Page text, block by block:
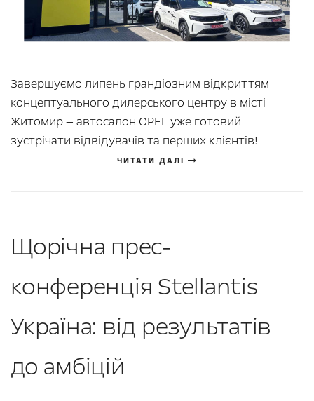
Завершуємо липень грандіозним відкриттям
концептуального дилерського центру в місті
Житомир — автосалон OPEL уже готовий
зустрічати відвідувачів та перших клієнтів!
ЧИТАТИ ДАЛІ
Щорічна прес-
конференція Stellantis
Україна: від результатів
до амбіцій